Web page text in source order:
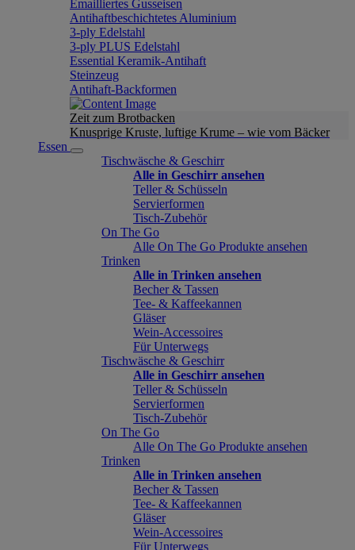
Emailliertes Gusseisen
Antihaftbeschichtetes Aluminium
3-ply Edelstahl
3-ply PLUS Edelstahl
Essential Keramik-Antihaft
Steinzeug
Antihaft-Backformen
Zeit zum Brotbacken
Knusprige Kruste, luftige Krume – wie vom Bäcker
Essen
Tischwäsche & Geschirr
Alle in Geschirr ansehen
Teller & Schüsseln
Servierformen
Tisch-Zubehör
On The Go
Alle On The Go Produkte ansehen
Trinken
Alle in Trinken ansehen
Becher & Tassen
Tee- & Kaffeekannen
Gläser
Wein-Accessoires
Für Unterwegs
Tischwäsche & Geschirr
Alle in Geschirr ansehen
Teller & Schüsseln
Servierformen
Tisch-Zubehör
On The Go
Alle On The Go Produkte ansehen
Trinken
Alle in Trinken ansehen
Becher & Tassen
Tee- & Kaffeekannen
Gläser
Wein-Accessoires
Für Unterwegs